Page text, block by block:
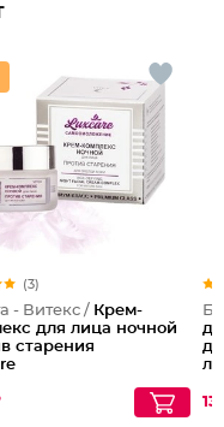
(3)
- Витекс / Крем-
для лица ночной
старения